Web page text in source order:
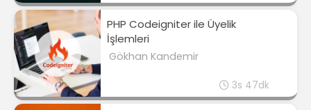
PHP Codeigniter ile Üyelik
İşlemleri
Gökhan Kandemir
3s 47dk